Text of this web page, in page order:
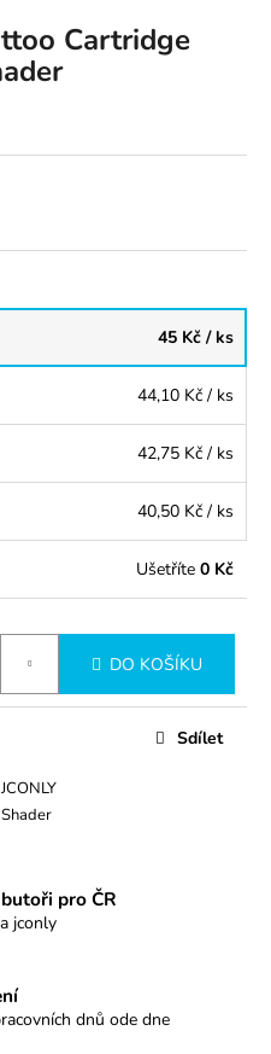
Cartridge
45 Kč / ks
44,10 Kč / ks
42,75 Kč / ks
40,50 Kč / ks
Ušetříte 0 Kč
DO KOŠÍKU
JCONLY
Shader
Sdílet
pro ČR
jconly
dnů ode dne